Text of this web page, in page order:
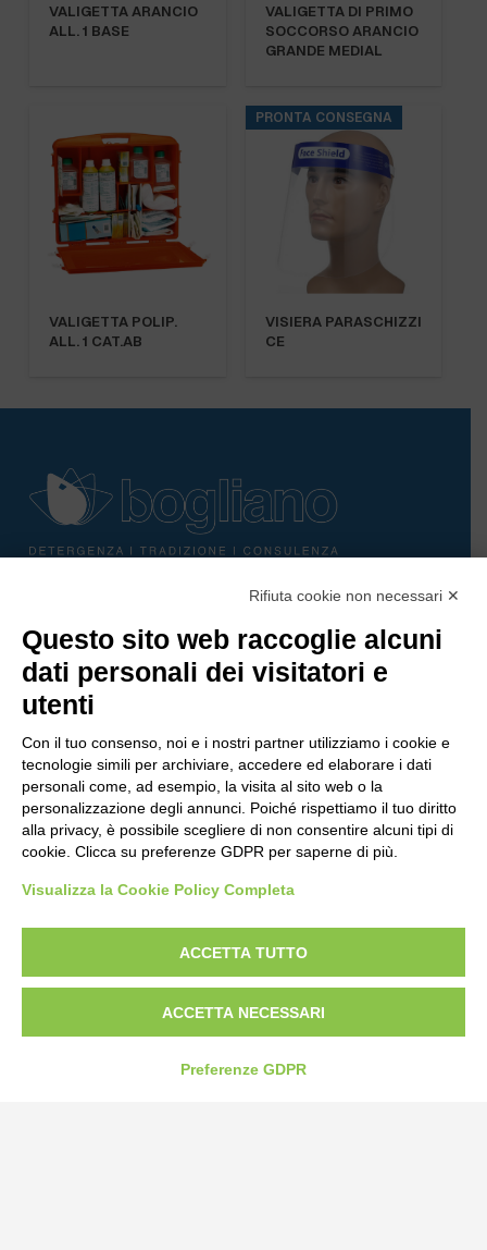
VALIGETTA ARANCIO
ALL. 1 BASE
VALIGETTA DI PRIMO
SOCCORSO ARANCIO
GRANDE MEDIAL
VALIGETTA POLIP.
ALL. 1 CAT.AB
PRONTA CONSEGNA
VISIERA PARASCHIZZI
CE
Strada Statale 231 Alba-Bra
Borgo San Martino 44, 12060 Pocapaglia CN
Tel:0172-478161
Fax: 0172-487399
info@bogliano.it
Privacy Policy
Modifica preferenze cookie
Rifiuta cookie non necessari ✕
Questo sito web raccoglie alcuni
dati personali dei visitatori e
utenti
Con il tuo consenso, noi e i nostri partner utilizziamo i cookie e
tecnologie simili per archiviare, accedere ed elaborare i dati
personali come, ad esempio, la visita al sito web o la
personalizzazione degli annunci. Poiché rispettiamo il tuo diritto
alla privacy, è possibile scegliere di non consentire alcuni tipi di
cookie. Clicca su preferenze GDPR per saperne di più.
Visualizza la Cookie Policy Completa
ACCETTA TUTTO
ACCETTA NECESSARI
Preferenze GDPR